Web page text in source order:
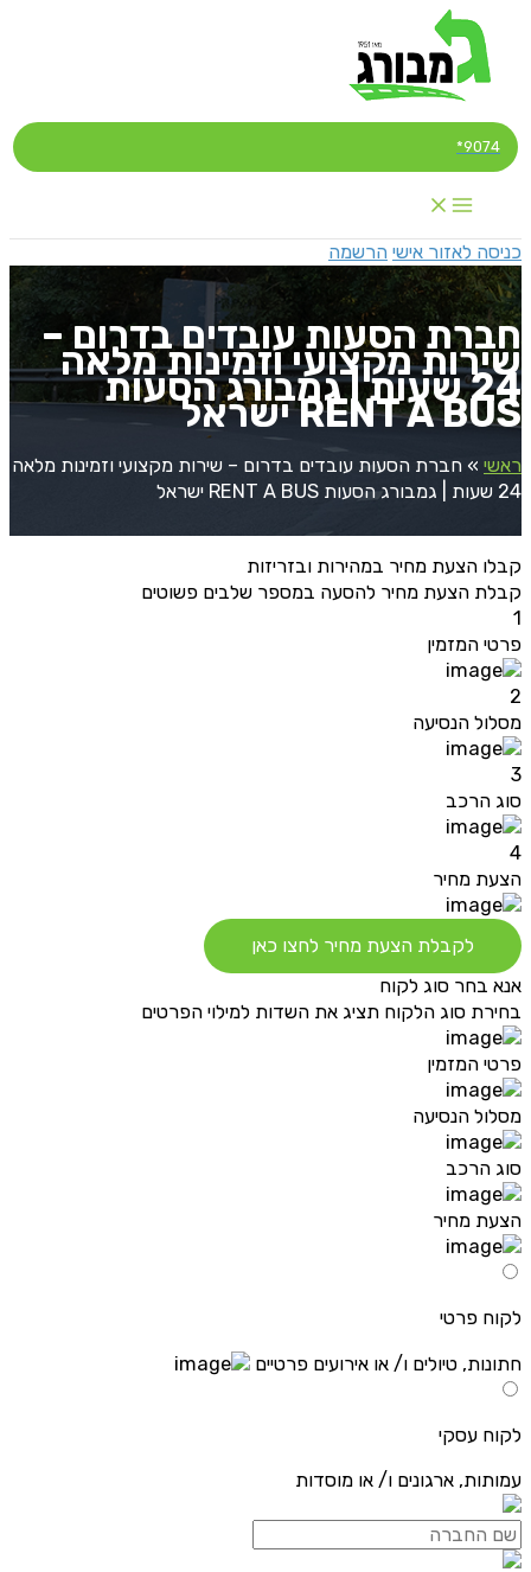
לתוכן
9074*
כניסה לאזור אישי הרשמה
חברת הסעות עובדים בדרום –
שירות מקצועי וזמינות מלאה
24 שעות | גמבורג הסעות
RENT A BUS ישראל
ראשי » חברת הסעות עובדים בדרום – שירות מקצועי וזמינות מלאה
24 שעות | גמבורג הסעות RENT A BUS ישראל
קבלו הצעת מחיר במהירות ובזריזות
קבלת הצעת מחיר להסעה במספר שלבים פשוטים
1
פרטי המזמין
2
מסלול הנסיעה
3
סוג הרכב
4
הצעת מחיר
לקבלת הצעת מחיר לחצו כאן
אנא בחר סוג לקוח
בחירת סוג הלקוח תציג את השדות למילוי הפרטים
פרטי המזמין
מסלול הנסיעה
סוג הרכב
הצעת מחיר
לקוח פרטי
חתונות, טיולים ו/ או אירועים פרטיים
לקוח עסקי
עמותות, ארגונים ו/ או מוסדות